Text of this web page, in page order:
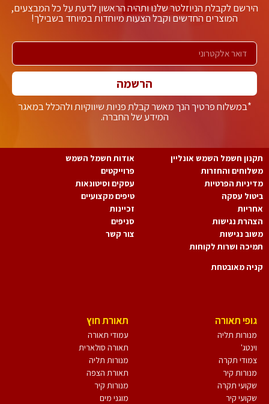
לקבלת הניוזלטר שלנו ותהיה הראשון לדעת על כל המבצעים,
המוצרים החדשים וקבל הצעות מיוחדות במיוחד בשבילך!
הרשמה
*במשלוח פרטיך הנך מאשר קבלת פניות שיווקיות ולהכלל במאגר
המידע של החברה.
חשמל השמש אונליין
והחזרות
הפרטיות
עסקה
נגישות
נגישות
ושרות לקוחות
אודות חשמל השמש
פרוייקטים
עסקים וסיטונאות
טיפים מקצועיים
זכיינות
סניפים
צור קשר
מאובטחת
גופי תאורה
מנורות תליה
וינטג'
צמודי תקרה
מנורות קיר
שקועי תקרה
שקועי קיר
תאורת חוץ
עמודי תאורה
תאורה סולארית
מנורות תליה
תאורת הצפה
מנורות קיר
מוגני מים